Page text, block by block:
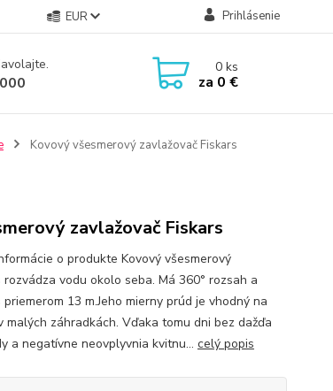
EUR Prihlásenie
0ks
za 0 €
Kovový všesmerový zavlažovač Fiskars
zavlažovač Fiskars
o produkte Kovový všesmerový
rozvádza vodu okolo seba. Má 360° rozsah a
13 m.Jeho mierny prúd je vhodný na
záhradkách. Vďaka tomu dni bez dažďa
a negatívne neovplyvnia kvitnu... celý popis